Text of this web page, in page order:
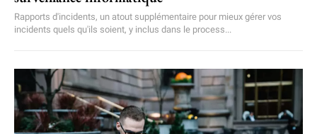
Rapports d'incidents, un atout supplémentaire pour mieux gérer vos
incidents quels qu'ils soient, y inclus dans le process...